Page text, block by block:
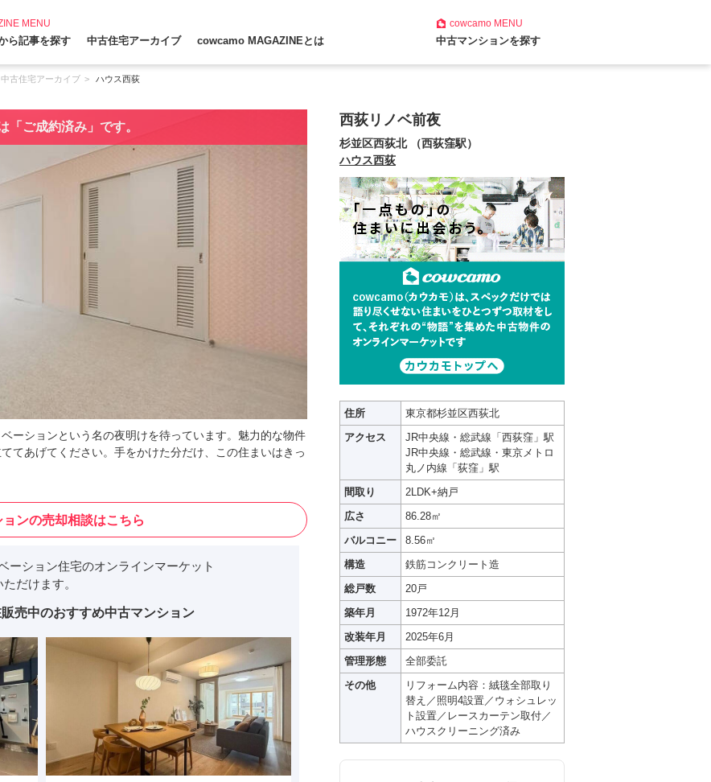
MENU
ら記事を探す 中古住宅アーカイブ cowcamo MAGAZINEとは
cowcamoMENU
中古マンションを探す
中古住宅アーカイブ ハウス西荻
「ご成約済み」です。
ーションという名の夜明けを待っています。魅力的な物件
てあげてください。手をかけた分だけ、この住まいはきっ
ョンの売却相談はこちら
ーション住宅のオンラインマーケット
だけます。
売中のおすすめ中古マンション
西荻リノベ前夜
杉並区西荻北 （西荻窪駅）
ハウス西荻
住所
東京都杉並区西荻北
アクセス
JR中央線・総武線「西荻窪」駅
JR中央線・総武線・東京メトロ
丸ノ内線「荻窪」駅
間取り
2LDK+納戸
広さ
86.28㎡
バルコニー
8.56㎡
構造
鉄筋コンクリート造
総戸数
20戸
築年月
1972年12月
改装年月
2025年6月
管理形態
全部委託
その他
リフォーム内容：絨毯全部取り
替え／照明4設置／ウォシュレッ
ト設置／レースカーテン取付／
ハウスクリーニング済み